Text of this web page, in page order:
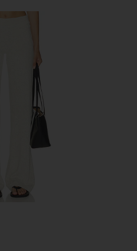
БРЮКИ С НИЗКОЙ ПОСАДКОЙ